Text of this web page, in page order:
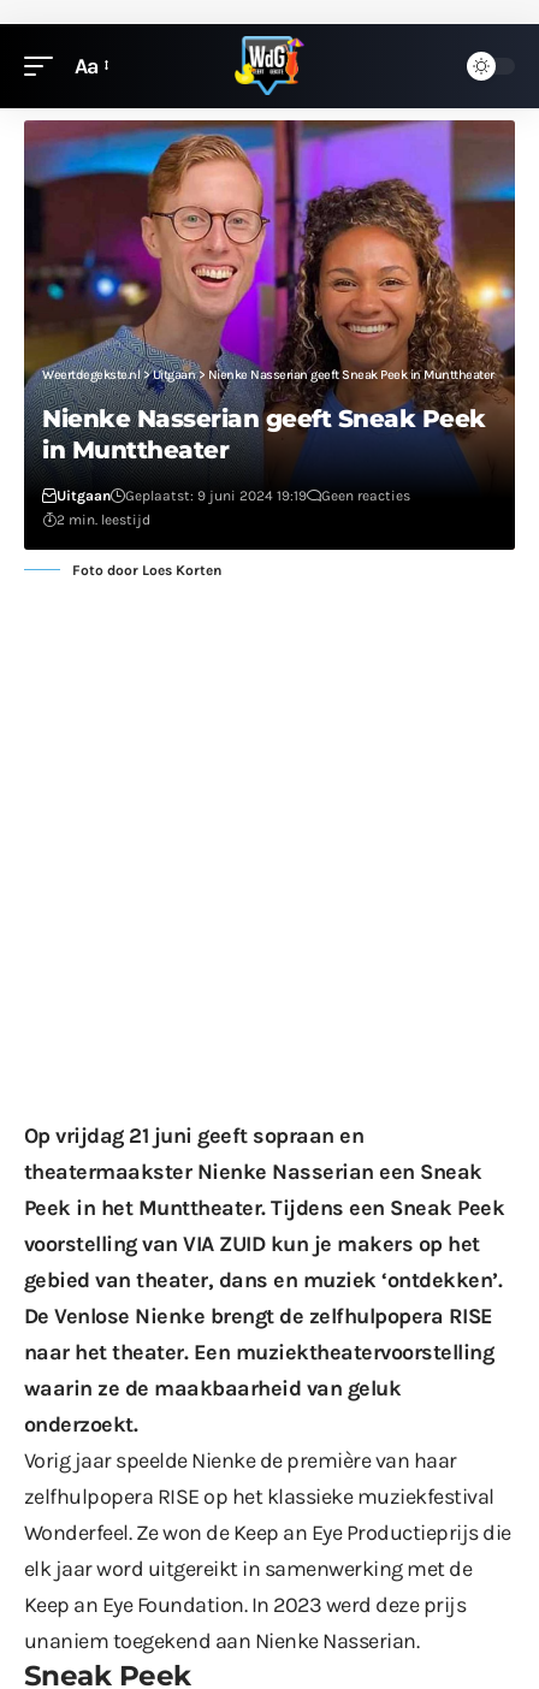
Aa
Weertdegekste.nl>Uitgaan> Nienke Nasserian geeft Sneak Peek in Munttheater
Nienke Nasserian geeft Sneak Peek
in Munttheater
Uitgaan Geplaatst: 9 juni 2024 19:19
Geen reacties
2 min. leestijd
Foto door Loes Korten
Op vrijdag 21 juni geeft sopraan en
theatermaakster Nienke Nasserian een Sneak
Peek in het Munttheater. Tijdens een Sneak Peek
voorstelling van VIA ZUID kun je makers op het
gebied van theater, dans en muziek ‘ontdekken’.
De Venlose Nienke brengt de zelfhulpopera RISE
naar het theater. Een muziektheatervoorstelling
waarin ze de maakbaarheid van geluk
onderzoekt.
Vorig jaar speelde Nienke de première van haar
zelfhulpopera RISE op het klassieke muziekfestival
Wonderfeel. Ze won de Keep an Eye Productieprijs die
elk jaar word uitgereikt in samenwerking met de
Keep an Eye Foundation. In 2023 werd deze prijs
unaniem toegekend aan Nienke Nasserian.
Sneak Peek